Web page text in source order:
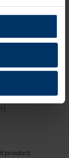
product..